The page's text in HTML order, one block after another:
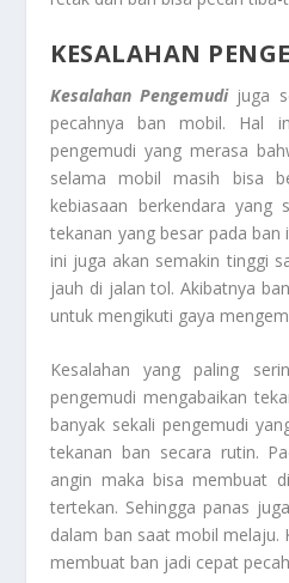
KESALAHAN
Kesalahan Pengemudijuga
pecahnya ban mobil. Hal
pengemudi yang merasa
selama mobil masih bisa
kebiasaan berkendara yang
tekanan yang besar pada
ini juga akan semakin tinggi
jauh di jalan tol. Akibatnya
untuk mengikuti gaya
Kesalahan yang paling
pengemudi mengabaikan
banyak sekali pengemudi
tekanan ban secara rutin.
angin maka bisa membuat
tertekan. Sehingga panas
dalam ban saat mobil melaju.
membuat ban jadi cepat